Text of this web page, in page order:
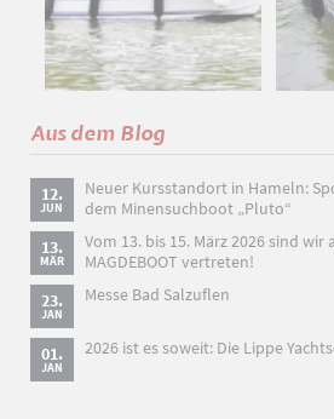
Aus dem Blog
12.
JUN
Neuer Kursstandort in Hameln:
dem Minensuchboot „Pluto“
13.
MÄR
Vom 13. bis 15. März 2026 sind
MAGDEBOOT vertreten!
23.
JAN
Messe Bad Salzuflen
01.
JAN
2026 ist es soweit: Die Lippe